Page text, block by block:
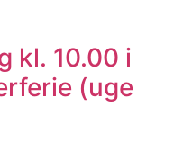
kl. 10.00 i
(uge